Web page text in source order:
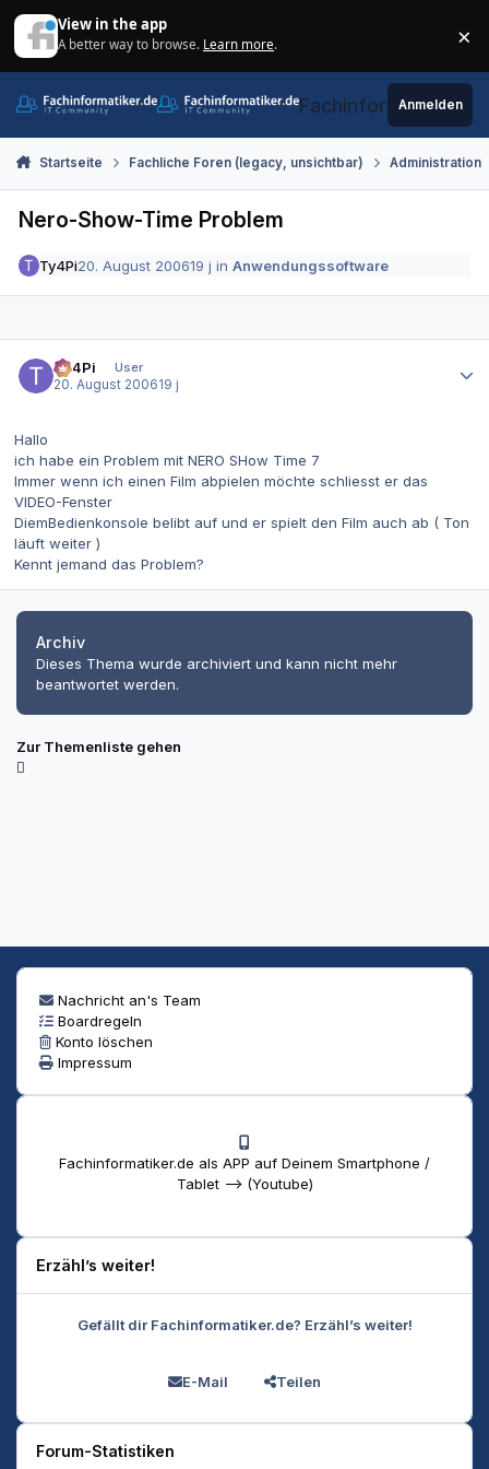
View in the app
A better way to browse. Learn more. ×
Fachinformatiker.de
Anmelden
Startseite Fachliche Foren (legacy, unsichtbar) Administration
Nero-Show-Time Problem
Ty4Pi20. August 200619 j inAnwendungssoftware
Ty4Pi
User
20. August 200619 j
Hallo
ich habe ein Problem mit NERO SHow Time 7
Immer wenn ich einen Film abpielen möchte schliesst er das
VIDEO-Fenster
DiemBedienkonsole belibt auf und er spielt den Film auch ab ( Ton
läuft weiter )
Kennt jemand das Problem?
Archiv
Dieses Thema wurde archiviert und kann nicht mehr
beantwortet werden.
Zur Themenliste gehen
Nachricht an's Team
Boardregeln
Konto löschen
Impressum
Fachinformatiker.de als APP auf Deinem Smartphone /
Tablet --> (Youtube)
Erzähl’s weiter!
Gefällt dir Fachinformatiker.de? Erzähl’s weiter!
E-Mail Teilen
Forum-Statistiken